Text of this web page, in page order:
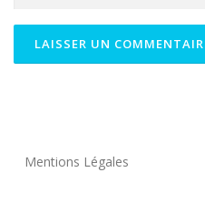
Mentions Légales